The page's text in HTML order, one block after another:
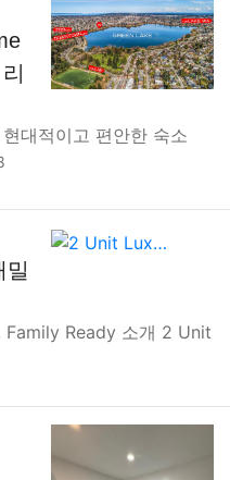
대적이고 편안한 숙소
밀
Ready 소개 2 Unit